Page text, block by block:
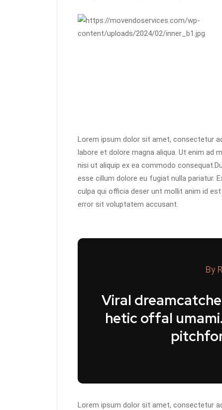
Lorem ipsum dolor sit amet, consectetur
labore et dolore magna aliqua. Ut enim ad
nisi ut aliquip ex ea commodo
esse cillum dolore eu fugiat nulla pariatur.
culpa qui officia deser unt mollit anim id
error sit voluptatem accusant.
By
Viral
hetic offal
Lorem ipsum dolor sit amet, consectetur